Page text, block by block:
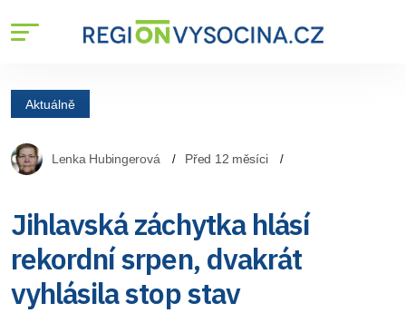
Aktuálně
Lenka Hubingerová Před 12 měsíci
Jihlavská záchytka hlásí
rekordní srpen, dvakrát
vyhlásila stop stav